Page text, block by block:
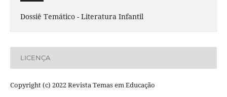
Dossiê Temático - Literatura Infantil
LICENÇA
Copyright (c) 2022 Revista Temas em Educação